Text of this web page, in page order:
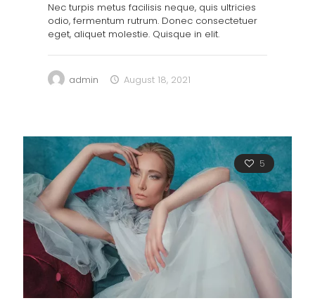
Nec turpis metus facilisis neque, quis ultricies
odio, fermentum rutrum. Donec consectetuer
eget, aliquet molestie. Quisque in elit.
admin August 18, 2021
5